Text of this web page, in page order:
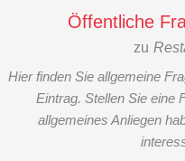
Öffentliche
zu
Hier finden Sie allgemeine
Eintrag. Stellen Sie eine
allgemeines Anliegen